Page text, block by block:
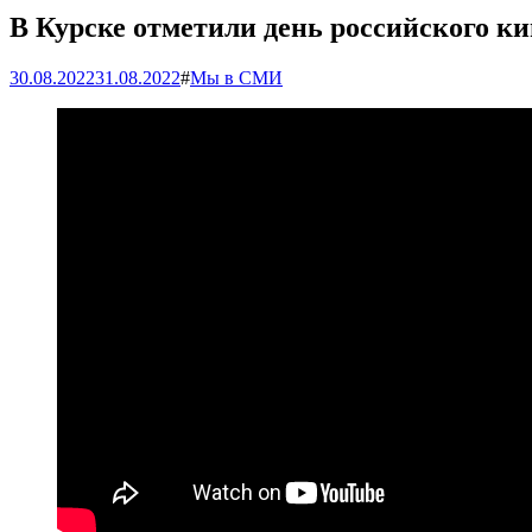
В Курске отметили день российского
30.08.202231.08.2022#Мы в СМИ